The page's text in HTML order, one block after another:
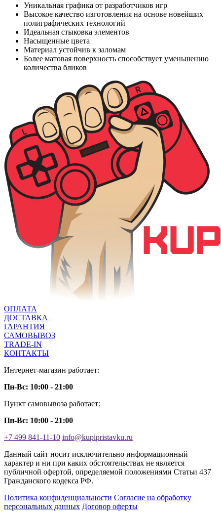
Уникальная графика от разработчиков игр
Высокое качество изготовления на основе новейших
полиграфических технологий
Идеальная стыковка элементов
Насыщенные цвета
Материал устойчив к заломам
Более матовая поверхность способствует уменьшению
количества бликов
ОПЛАТА
ДОСТАВКА
ГАРАНТИЯ
САМОВЫВОЗ
TRADE-IN
КОНТАКТЫ
Интернет-магазин работает:
Пн-Вс: 10:00 - 21:00
Пункт самовывоза работает:
Пн-Вс: 10:00 - 21:00
+7 499 841-11-10 info@kupipristavku.ru
Данный сайт носит исключительно информационный
характер и ни при каких обстоятельствах не является
публичной офертой, определяемой положениями Статьи 437
Гражданского кодекса РФ.
Политика конфиденциальности Согласие на обработку
персональных данных Договор оферты